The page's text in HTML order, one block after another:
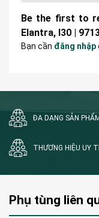
Be the first to
Elantra, I30 |
Bạn cần đăng nhập
ĐA DẠNG SẢN
THƯƠNG HIỆU UY
Phụ tùng liên